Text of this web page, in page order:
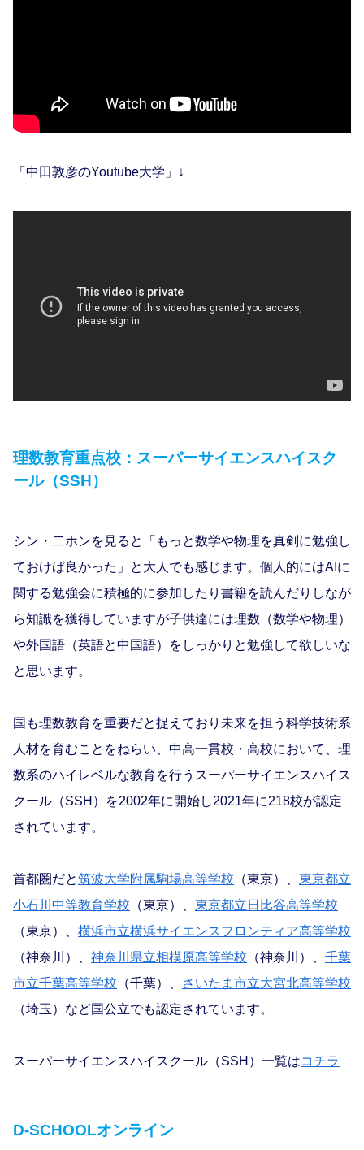
「中田敦彦のYoutube大学」↓
理数教育重点校：スーパーサイエンスハイスク
ール（SSH）
シン・二ホンを見ると「もっと数学や物理を真剣に勉強し
ておけば良かった」と大人でも感じます。個人的にはAIに
関する勉強会に積極的に参加したり書籍を読んだりしなが
ら知識を獲得していますが子供達には理数（数学や物理）
や外国語（英語と中国語）をしっかりと勉強して欲しいな
と思います。
国も理数教育を重要だと捉えており未来を担う科学技術系
人材を育むことをねらい、中高一貫校・高校において、理
数系のハイレベルな教育を行うスーパーサイエンスハイス
クール（SSH）を2002年に開始し2021年に218校が認定
されています。
首都圏だと筑波大学附属駒場高等学校 （東京）、 東京都立
小石川中等教育学校 （東京）、 東京都立日比谷高等学校
（東京）、 横浜市立横浜サイエンスフロンティア高等学校
（神奈川）、 神奈川県立相模原高等学校 （神奈川）、 千葉
市立千葉高等学校 （千葉）、
さいたま市立大宮北高等学校
（埼玉）など国公立でも認定されています。
スーパーサイエンスハイスクール（SSH）一覧はコチラ
D-SCHOOLオンライン